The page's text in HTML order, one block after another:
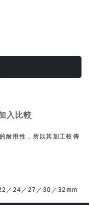
入比較
耐用性，所以其加工較傳
／24／27／30／32mm